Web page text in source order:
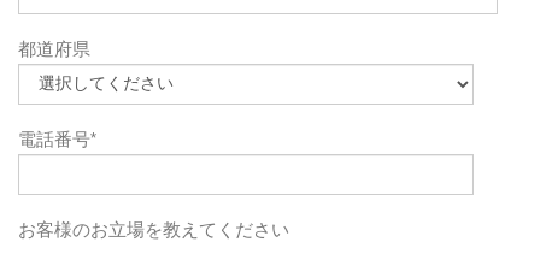
都道府県
電話番号*
お客様のお立場を教えてください